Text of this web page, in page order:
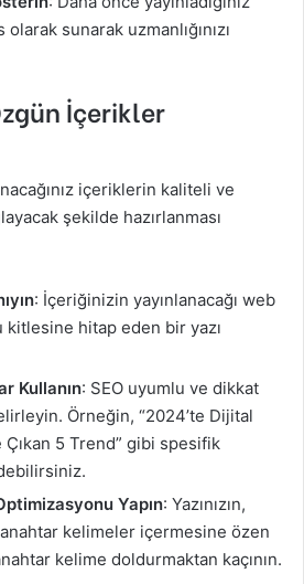
sunarak uzmanlığınızı
İçerikler
içeriklerin kaliteli ve
şekilde hazırlanması
: İçeriğinizin yayınlanacağı web
hitap eden bir yazı
Kullanın: SEO uyumlu ve dikkat
Örneğin, “2024’te Dijital
Çıkan 5 Trend” gibi spesifik
Yapın: Yazınızın,
kelimeler içermesine özen
kelime doldurmaktan kaçının.